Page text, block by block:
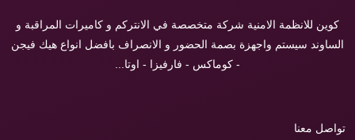
كوين للانظمة الامنية شركة متخصصة في الانتركم و كاميرات المراقبة و
الساوند سيستم واجهزة بصمة الحضور و الانصراف بافضل انواع هيك فيجن
- كوماكس - فارفيزا - اوتا...
تواصل معنا